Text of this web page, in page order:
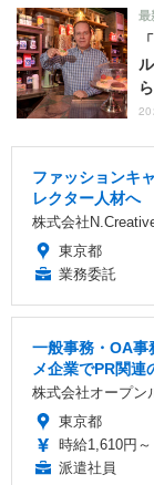
最
ファッションキ
レクター人材へ
株式会社
東京都
業務委託
一般事務・OA
メ企業でPR関連
株式会社オープン
東京都
時給1,610円～
派遣社員